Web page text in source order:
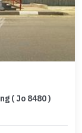
( Jo 8480 )